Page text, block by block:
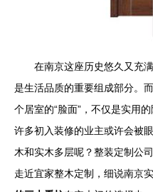
在南京这座历史悠久又充
是生活品质的重要组成部分。
个居室的“脸面”，不仅是实用
许多初入装修的业主或许会被
木和实木多层呢？整装定制公
走近宜家整木定制，细说南京